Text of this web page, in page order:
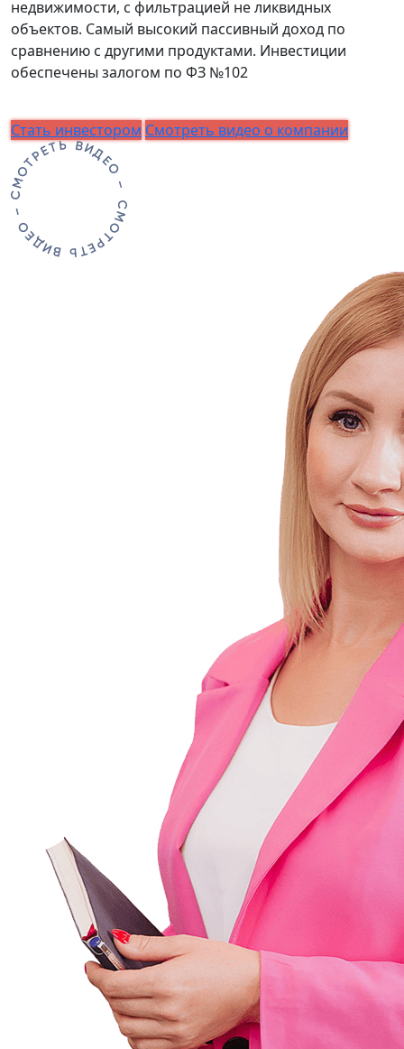
недвижимости, с фильтрацией не ликвидных
объектов. Самый высокий пассивный доход по
сравнению с другими продуктами. Инвестиции
обеспечены залогом по ФЗ №102
Стать инвестором Смотреть видео о компании